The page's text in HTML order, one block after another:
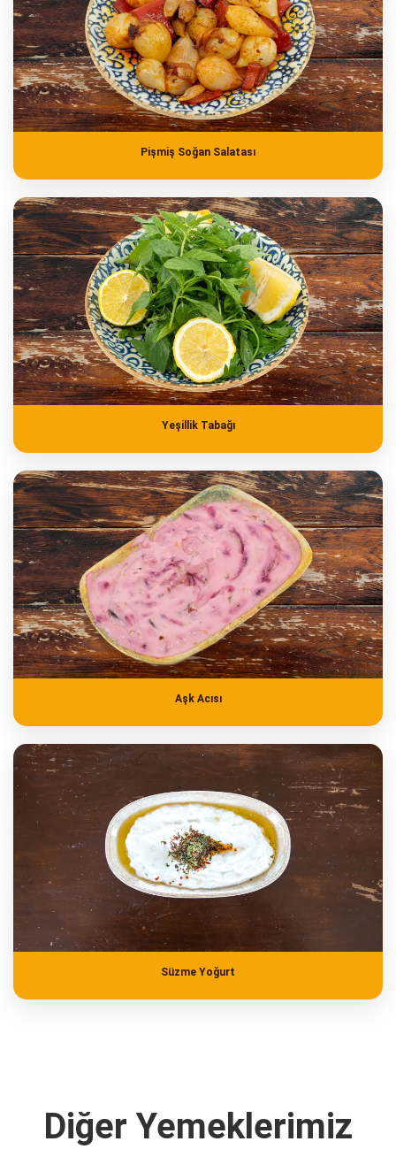
Pişmiş Soğan Salatası
Yeşillik Tabağı
Aşk Acısı
Süzme Yoğurt
Diğer Yemeklerimiz